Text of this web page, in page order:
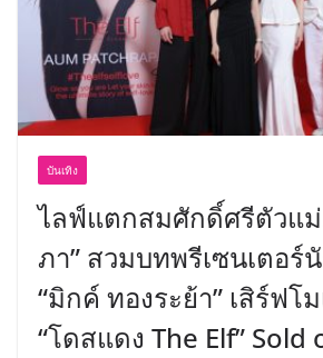
บันเทิง
ไลฟ์แตกสมศักดิ์ศรีตัวแม่
ภา” สวมบทพรีเซนเตอร์
“มิกค์ ทองระย้า” เสิร์ฟโ
“โดสแดง The Elf”